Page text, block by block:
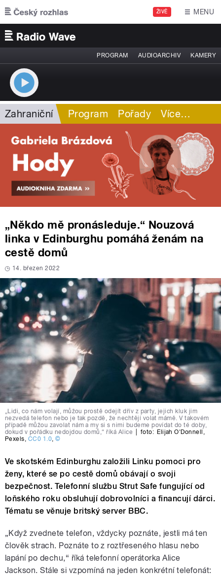
Přejít k hlavnímu obsahu
ŽIVĚ MENU
PROGRAM AUDIOARCHIV KAMERY
Zahraniční Program Pořady Více…
„Někdo mě pronásleduje.“ Nouzová
linka v Edinburghu pomáhá ženám na
cestě domů
14. březen 2022
„Lidi, co nám volají, můžou prostě odejít dřív z party, jejich kluk jim
nezvedá telefon nebo je tak pozdě, že nechtějí volat mámě. V takovém
případě můžou zavolat nám a my si s nimi budeme povídat do té doby,
dokud v pořádku nedojdou domů,“ říká Alice
foto: Elijah O'Donnell ,
Pexels, CC0 1.0,©
Ve skotském Edinburghu založili Linku pomoci pro
ženy, které se po cestě domů obávají o svoji
bezpečnost. Telefonní službu Strut Safe fungující od
loňského roku obsluhují dobrovolníci a financují dárci.
Tématu se věnuje britský server BBC.
„Když zvednete telefon, vždycky poznáte, jestli má ten
člověk strach. Poznáte to z roztřeseného hlasu nebo
lapání po dechu,“ říká telefonní operátorka Alice
Jackson. Stále si vzpomíná na jeden konkrétní telefonát: